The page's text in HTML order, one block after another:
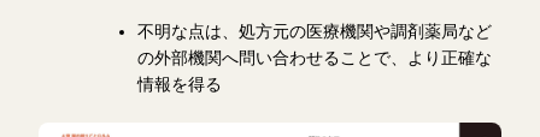
不明な点は、処方元の医療機関や調剤薬局など
の外部機関へ問い合わせることで、より正確な
情報を得る